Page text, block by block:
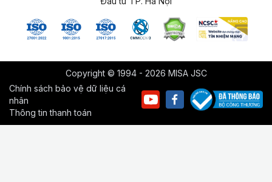
Copyright © 1994 - 2026 MISA JSC
Chính sách bảo vệ dữ liệu cá
nhân
Thông tin thanh toán